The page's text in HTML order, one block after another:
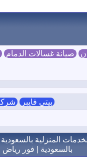
صيانة غسالات الدمام
بيتي فايبر
المنزلية بالسعودية
بالسعودية
فور رياض